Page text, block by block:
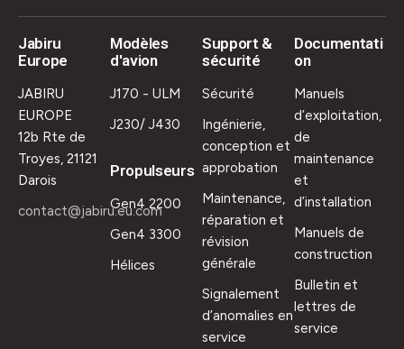
Jabiru
Europe
JABIRU
EUROPE
12b Rte de
Troyes, 21121
Darois
contact@jabiru.eu.com
Modèles
d'avion
J170 - ULM
J230/ J430
Propulseurs
Gen4 2200
Gen4 3300
Hélices
Support &
sécurité
Sécurité
Ingénierie,
conception et
approbation
Maintenance,
réparation et
révision
générale
Signalement
d’anomalies en
service
Documentati
on
Manuels
d’exploitation,
de
maintenance
et
d’installation
Manuels de
construction
Bulletin et
lettres de
service